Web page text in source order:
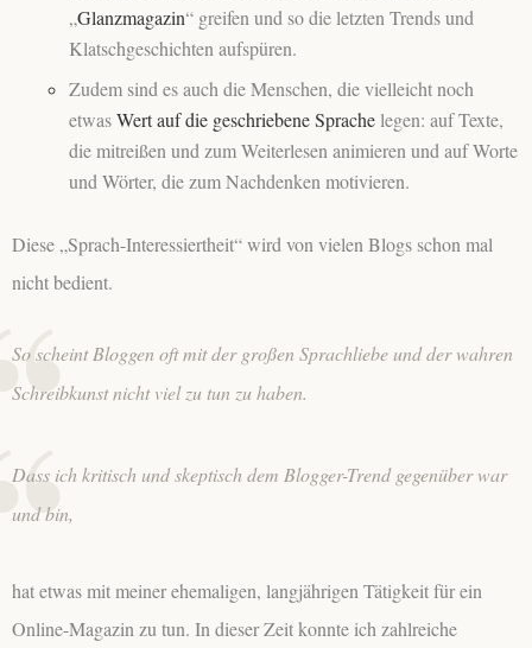
„Glanzmagazin“ greifen und so die letzten Trends und
Klatschgeschichten aufspüren.
Zudem sind es auch die Menschen, die vielleicht noch
etwasWert auf die geschriebene Sprachelegen: auf Texte,
die mitreißen und zum Weiterlesen animieren und auf Worte
und Wörter, die zum Nachdenken motivieren.
Diese „Sprach-Interessiertheit“ wird von vielen Blogs schon mal
nicht bedient.
So scheint Bloggen oft mit der großen Sprachliebe und der wahren
Schreibkunst nicht viel zu tun zu haben.
Dass ich kritisch und skeptisch dem Blogger-Trend gegenüber war
und bin,
hat etwas mit meiner ehemaligen, langjährigen Tätigkeit für ein
Online-Magazin zu tun. In dieser Zeit konnte ich zahlreiche